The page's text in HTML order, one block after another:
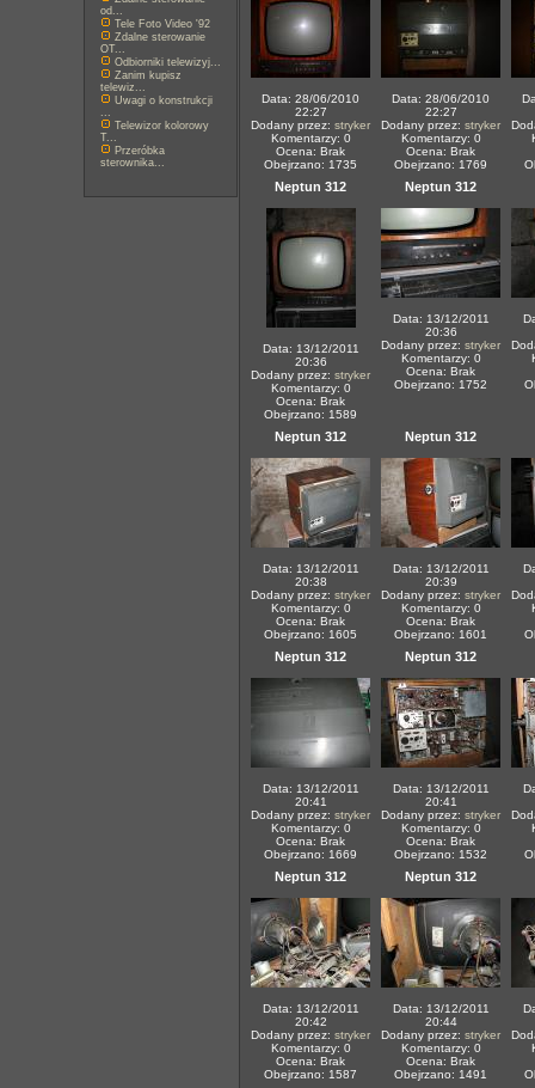
od...
Tele Foto Video '92
Zdalne sterowanie
OT...
Odbiorniki telewizyj...
Zanim kupisz
telewiz...
Uwagi o konstrukcji
...
Telewizor kolorowy
T...
Przeróbka
sterownika...
Data: 28/06/2010
22:27
Dodany przez: stryker
Komentarzy: 0
Ocena: Brak
Obejrzano: 1735
Data: 28/06/2010
22:27
Dodany przez: stryker
Komentarzy: 0
Ocena: Brak
Obejrzano: 1769
Neptun 312
Data: 13/12/2011
20:36
Dodany przez: stryker
Komentarzy: 0
Ocena: Brak
Obejrzano: 1589
Neptun 312
Data: 13/12/2011
20:36
Dodany przez: stryker
Komentarzy: 0
Ocena: Brak
Obejrzano: 1752
Neptun 312
Data: 13/12/2011
20:38
Dodany przez: stryker
Komentarzy: 0
Ocena: Brak
Obejrzano: 1605
Neptun 312
Data: 13/12/2011
20:39
Dodany przez: stryker
Komentarzy: 0
Ocena: Brak
Obejrzano: 1601
Neptun 312
Data: 13/12/2011
20:41
Dodany przez: stryker
Komentarzy: 0
Ocena: Brak
Obejrzano: 1669
Neptun 312
Data: 13/12/2011
20:41
Dodany przez: stryker
Komentarzy: 0
Ocena: Brak
Obejrzano: 1532
Neptun 312
Data: 13/12/2011
20:42
Dodany przez: stryker
Komentarzy: 0
Ocena: Brak
Obejrzano: 1587
Neptun 312
Data: 13/12/2011
20:44
Dodany przez: stryker
Komentarzy: 0
Ocena: Brak
Obejrzano: 1491